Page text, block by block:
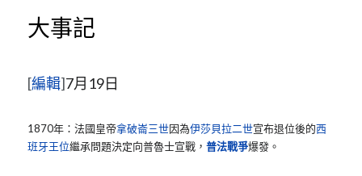
大事記
[編輯]7月19日
1870年：法國皇帝拿破崙三世因為伊莎貝拉二世宣布退位後的西
班牙王位繼承問題決定向普魯士宣戰， 普法戰爭爆發。